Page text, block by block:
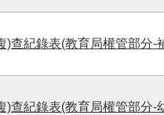
)查紀錄表(教育局權管部分-
)查紀錄表(教育局權管部分-